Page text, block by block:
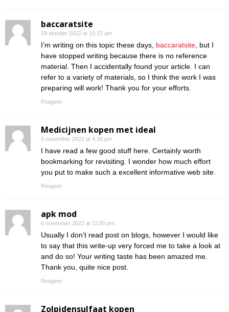
baccaratsite
29 oktober 2022 at 10:22 am
I’m writing on this topic these days, baccaratsite, but I
have stopped writing because there is no reference
material. Then I accidentally found your article. I can
refer to a variety of materials, so I think the work I was
preparing will work! Thank you for your efforts.
Reageer
Medicijnen kopen met ideal
5 november 2022 at 4:39 pm
I have read a few good stuff here. Certainly worth
bookmarking for revisiting. I wonder how much effort
you put to make such a excellent informative web site.
Reageer
apk mod
6 november 2022 at 11:00 pm
Usually I don’t read post on blogs, however I would like
to say that this write-up very forced me to take a look at
and do so! Your writing taste has been amazed me.
Thank you, quite nice post.
Reageer
Zolpidensulfaat kopen